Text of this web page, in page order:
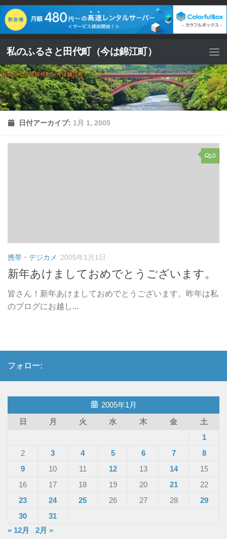
コンテンツへスキップ
私のふるさと田代町（今は錦江町）
日付アーカイブ: 1月 1, 2005
0
携帯・デジカメ 2005年1月1日
新年あけましておめでとうございます。
皆さん！新年あけましておめでとうございます。昨年は私
のブログにお越し...
フォロー:
2005年1月
日
月 火 水 木 金
土
1
2
3 4 5 6 7
8
9
10 11 12 13 14
15
16
17 18 19 20 21
22
23
24 25 26 27 28
29
30
31
« 12月
2月 »